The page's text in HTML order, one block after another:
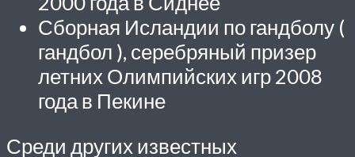
Сборная Исландии по гандболу (
гандбол ), серебряный призер
летних Олимпийских игр 2008
года в Пекине
Среди других известных